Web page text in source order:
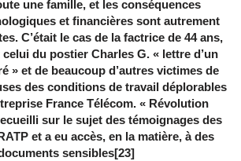
une famille, et les conséquences
et financières sont autrement
C’était le cas de la factrice de 44 ans,
du postier Charles G. « lettre d’un
» et de beaucoup d’autres victimes de
des conditions de travail déplorables
France Télécom. « Révolution
sur le sujet des témoignages des
et a eu accès, en la matière, à des
sensibles[23]